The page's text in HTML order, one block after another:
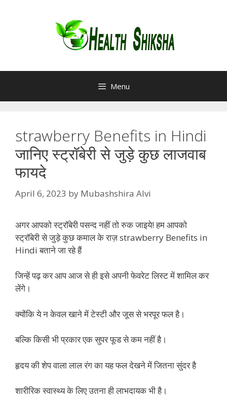
Menu
strawberry Benefits in Hindi
जानिए स्ट्रॉबेरी से जुड़े कुछ लाजवाब
फायदे
April 6, 2023 by Mubashshira Alvi
अगर आपको स्ट्रॉबेरी पसन्द नहीं तो रुक जाइये! हम आपको
स्ट्रॉबेरी से जुड़े कुछ कमाल के राज़ strawberry Benefits in
Hindi बताने जा रहे हैं
जिन्हें पढ़ कर आप आज से ही इसे अपनी फेवरेट लिस्ट में शामिल कर
लेंगे।
क्योंकि ये न केवल खाने में टेस्टी और जूस से भरपूर फल है।
बल्कि किसी भी प्रकार एक सुपर फूड से कम नहीं है।
हृदय की शेप वाला लाल रंग का यह फल देखने में जितना सुंदर है
शारीरिक स्वास्थ्य के लिए उतना ही लाभदायक भी है।